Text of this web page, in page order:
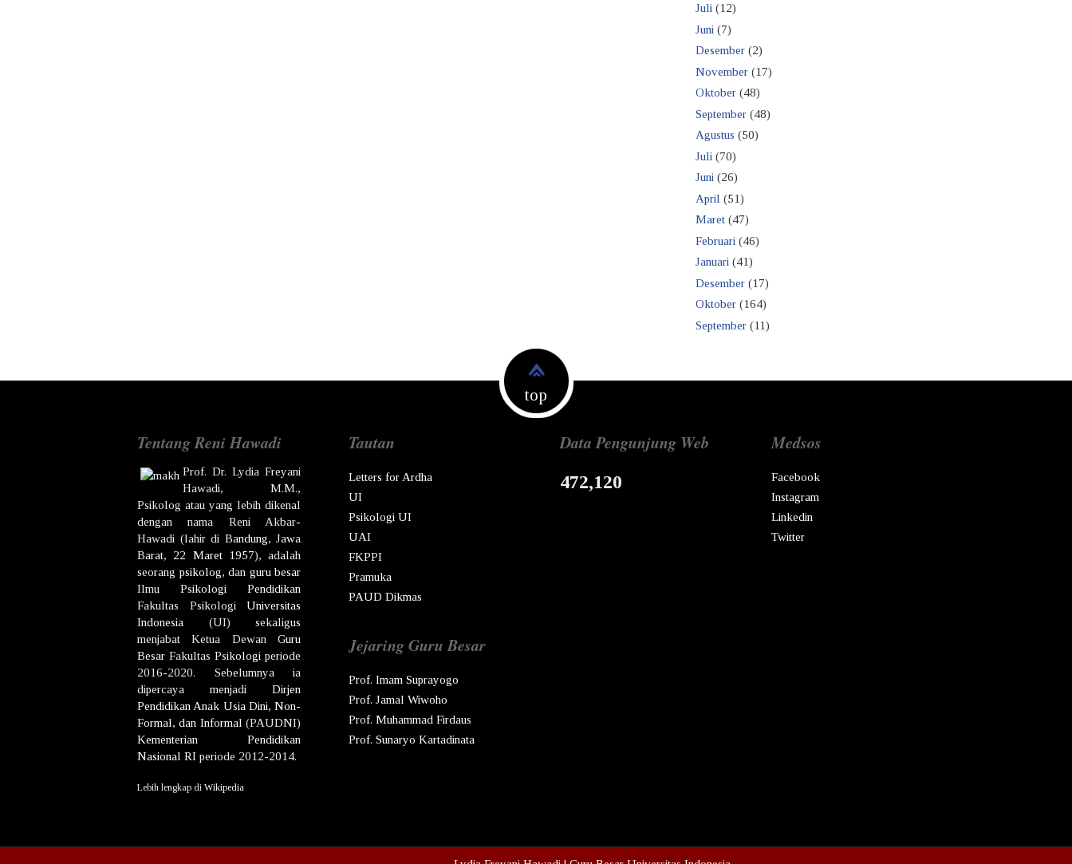
Juli (12)
Juni (7)
Desember (2)
November (17)
Oktober (48)
September (48)
Agustus (50)
Juli (70)
Juni (26)
April (51)
Maret (47)
Februari (46)
Januari (41)
Desember (17)
Oktober (164)
September (11)
top
Tentang Reni Hawadi
Prof. Dr. Lydia Freyani
Hawadi, M.M.,
Psikolog atau yang lebih dikenal
dengan nama Reni Akbar-
Hawadi (lahir di Bandung, Jawa
Barat, 22 Maret 1957), adalah
seorang psikolog, dan guru besar
Ilmu Psikologi
Pendidikan
Fakultas Psikologi Universitas
Indonesia (UI) sekaligus
menjabat Ketua Dewan Guru
Besar Fakultas Psikologi periode
2016-2020. Sebelumnya ia
dipercaya menjadi Dirjen
Pendidikan Anak Usia Dini, Non-
Formal, dan Informal (PAUDNI)
Kementerian Pendidikan
Nasional RI periode 2012-2014.
Lebih lengkap di Wikipedia
Tautan
Letters for Ardha
UI
Psikologi UI
UAI
FKPPI
Pramuka
PAUD Dikmas
Jejaring Guru Besar
Prof. Imam Suprayogo
Prof. Jamal Wiwoho
Prof. Muhammad Firdaus
Prof. Sunaryo Kartadinata
Data Pengunjung Web
472,120
Medsos
Facebook
Instagram
Linkedin
Twitter